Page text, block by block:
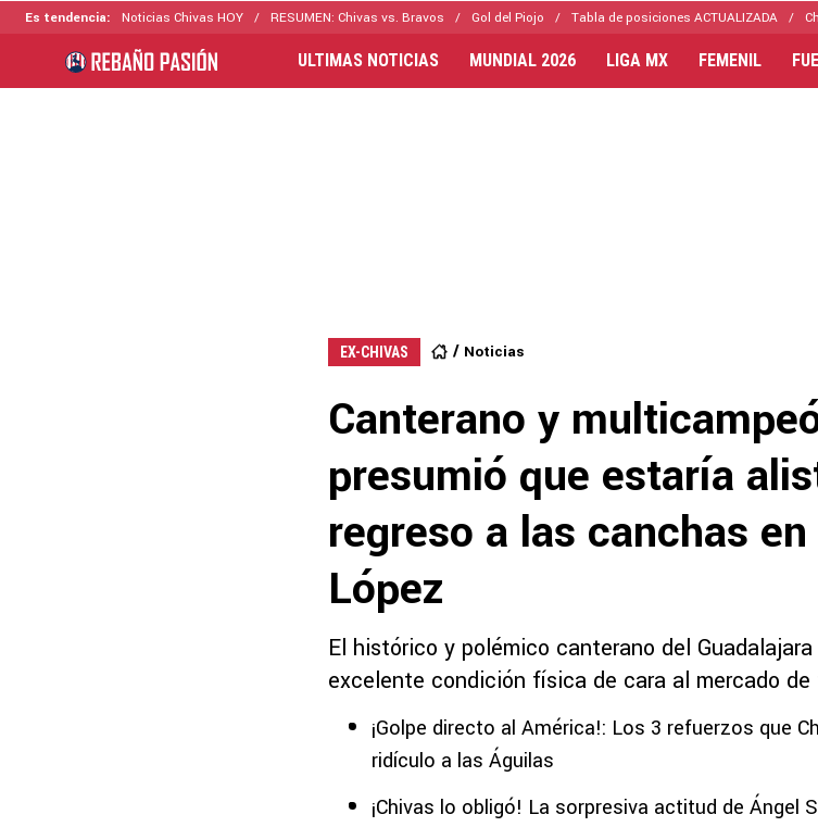
Es tendencia: Noticias Chivas HOY RESUMEN: Chivas vs. Bravos Gol del Piojo Tabla de posiciones ACTUALIZADA
ULTIMAS NOTICIAS MUNDIAL 2026 LIGA MX FEMENIL
EX-CHIVAS Noticias
Canterano y
presumió que estaría
regreso a las canchas
López
El histórico y polémico canterano del
excelente condición física de cara al mercado
¡Golpe directo al América!: Los 3 refuerzos que
ridículo a las Águilas
¡Chivas lo obligó! La sorpresiva actitud de Ángel